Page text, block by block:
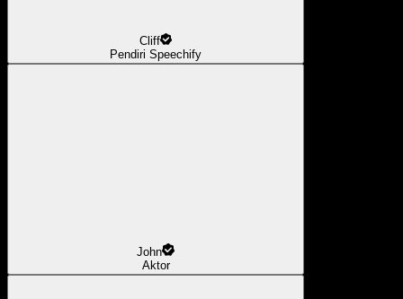
Cliff
Pendiri Speechify
John
Aktor